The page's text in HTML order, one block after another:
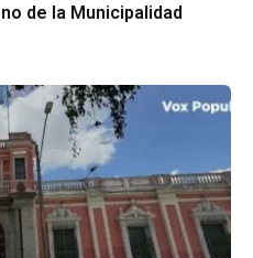
de la Municipalidad